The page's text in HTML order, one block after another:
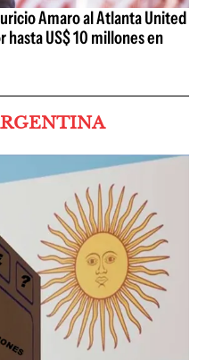
Amaro al Atlanta United
hasta US$ 10 millones en